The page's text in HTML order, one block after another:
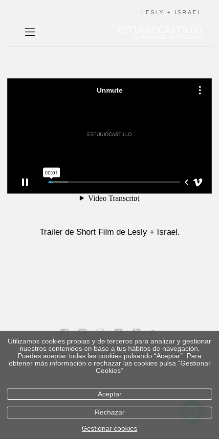
LESLY + ISRAEL
Trailer de Short Film de Lesly + Israel.
aviso legal
política de privacidad
Utilizamos cookies propias y de terceros para analizar y gestionar
nuestros contenidos en base a tus hábitos de navegación.
Puedes aceptar todas las cookies pulsando “Aceptar”. Para
obtener más información o rechazar las cookies pulsa “Gestionar
Cookies“
Aceptar
Rechazar
Gestionar cookies